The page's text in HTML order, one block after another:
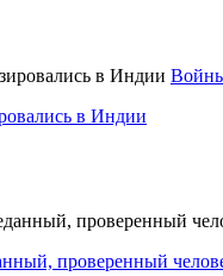
в Индии
проверенный